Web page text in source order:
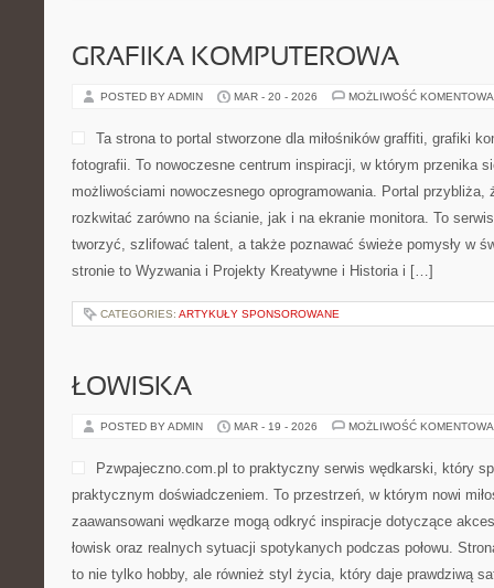
GRAFIKA KOMPUTEROWA
POSTED BY ADMIN MAR - 20 - 2026 MOŻLIWOŚĆ
Ta strona to portal stworzone dla miłośników graffiti, grafiki
fotografii. To nowoczesne centrum inspiracji, w którym przenika
możliwościami nowoczesnego oprogramowania. Portal przybliża,
rozkwitać zarówno na ścianie, jak i na ekranie monitora. To
tworzyć, szlifować talent, a także poznawać świeże pomysły w
stronie to Wyzwania i Projekty Kreatywne i Historia i […]
CATEGORIES: ARTYKUŁY SPONSOROWANE
ŁOWISKA
POSTED BY ADMIN MAR - 19 - 2026 MOŻLIWOŚĆ
Pzwpajeczno.com.pl to praktyczny serwis wędkarski, który
praktycznym doświadczeniem. To przestrzeń, w którym nowi
zaawansowani wędkarze mogą odkryć inspiracje dotyczące
łowisk oraz realnych sytuacji spotykanych podczas połowu.
to nie tylko hobby, ale również styl życia, który daje prawdziwą